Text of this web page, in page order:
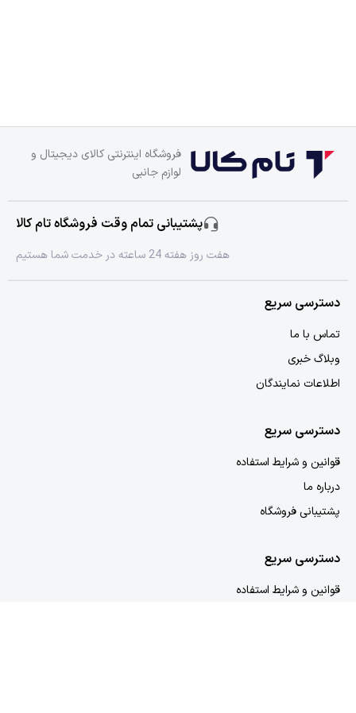
فروشگاه اینترنتی کالای دیجیتال و
لوازم جانبی
پشتیبانی تمام وقت فروشگاه تام کالا
هفت روز هفته 24 ساعته در خدمت شما هستیم
دسترسی سریع
تماس با ما
وبلاگ خبری
اطلاعات نمایندگان
دسترسی سریع
قوانین و شرایط استفاده
درباره ما
پشتیبانی فروشگاه
دسترسی سریع
قوانین و شرایط استفاده